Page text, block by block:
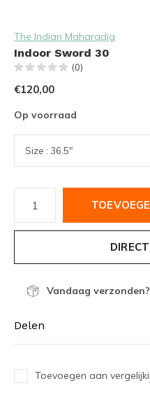
The Indian Maharadja
Indoor Sword 30
(0)
€120,00
Op voorraad
Vandaag verzonden?
Delen
Toevoegen aan